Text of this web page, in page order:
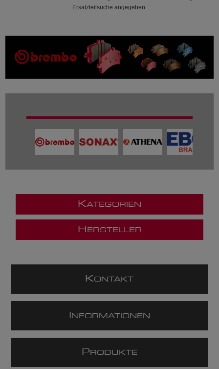
Ersatzteilsuche angegeben.
KATEGORIEN
H ERSTELLER
KONTAKT
NFORMATIONEN
P RODUKTE